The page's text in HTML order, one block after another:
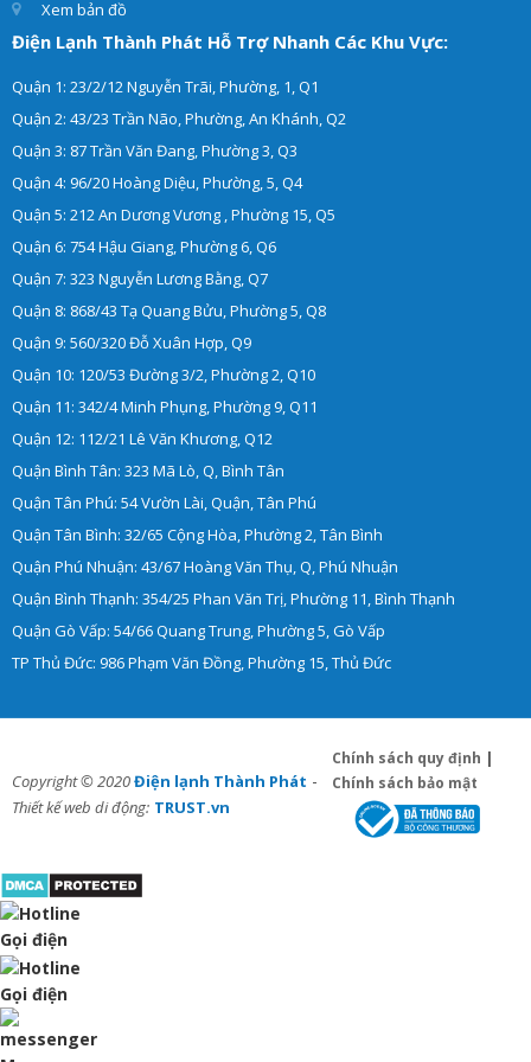
Xem bản đồ
Điện Lạnh Thành Phát Hỗ Trợ Nhanh Các Khu Vực:
Quận 1: 23/2/12 Nguyễn Trãi, Phường, 1, Q1
Quận 2: 43/23 Trần Não, Phường, An Khánh, Q2
Quận 3: 87 Trần Văn Đang, Phường 3, Q3
Quận 4: 96/20 Hoàng Diệu, Phường, 5, Q4
Quận 5: 212 An Dương Vương , Phường 15, Q5
Quận 6: 754 Hậu Giang, Phường 6, Q6
Quận 7: 323 Nguyễn Lương Bằng, Q7
Quận 8: 868/43 Tạ Quang Bửu, Phường 5, Q8
Quận 9: 560/320 Đỗ Xuân Hợp, Q9
Quận 10: 120/53 Đường 3/2, Phường 2, Q10
Quận 11: 342/4 Minh Phụng, Phường 9, Q11
Quận 12: 112/21 Lê Văn Khương, Q12
Quận Bình Tân: 323 Mã Lò, Q, Bình Tân
Quận Tân Phú: 54 Vườn Lài, Quận, Tân Phú
Quận Tân Bình: 32/65 Cộng Hòa, Phường 2, Tân Bình
Quận Phú Nhuận: 43/67 Hoàng Văn Thụ, Q, Phú Nhuận
Quận Bình Thạnh: 354/25 Phan Văn Trị, Phường 11, Bình Thạnh
Quận Gò Vấp: 54/66 Quang Trung, Phường 5, Gò Vấp
TP Thủ Đức: 986 Phạm Văn Đồng, Phường 15, Thủ Đức
Copyright © 2020Điện lạnh Thành Phát -
Thiết kế web di động: TRUST.vn
Chính sách quy định |
Chính sách bảo mật
Gọi điện
Gọi điện